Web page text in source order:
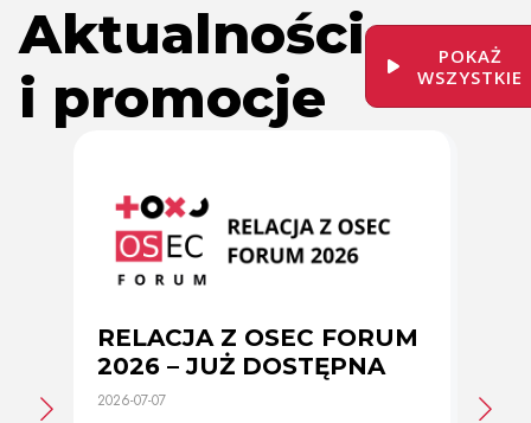
Aktualności
i promocje
POKAŻ
WSZYSTKIE
RELACJA Z OSEC FORUM
2026 – JUŻ DOSTĘPNA
2026-07-07 2026-